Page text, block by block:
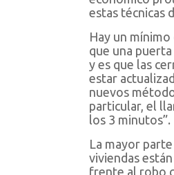
estas técnicas
Hay un
que una
y es que las
estar
nuevos
particular, el
los 3 minutos”.
La mayor
viviendas
frente al robo